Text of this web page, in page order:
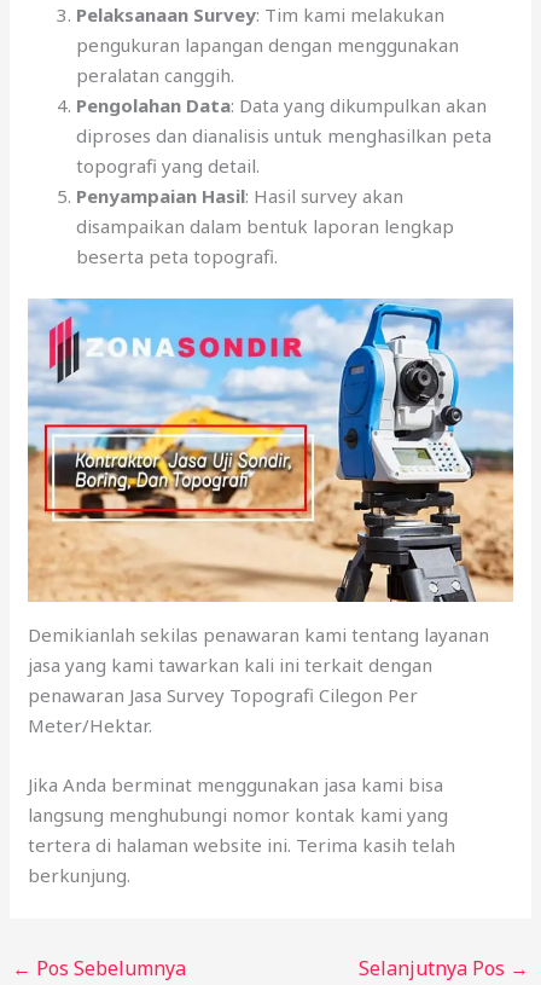
Pelaksanaan Survey: Tim kami melakukan
pengukuran lapangan dengan menggunakan
peralatan canggih.
Pengolahan Data: Data yang dikumpulkan akan
diproses dan dianalisis untuk menghasilkan peta
topografi yang detail.
Penyampaian Hasil: Hasil survey akan
disampaikan dalam bentuk laporan lengkap
beserta peta topografi.
Demikianlah sekilas penawaran kami tentang layanan
jasa yang kami tawarkan kali ini terkait dengan
penawaran Jasa Survey Topografi Cilegon Per
Meter/Hektar.
Jika Anda berminat menggunakan jasa kami bisa
langsung menghubungi nomor kontak kami yang
tertera di halaman website ini. Terima kasih telah
berkunjung.
← Pos Sebelumnya Selanjutnya Pos →